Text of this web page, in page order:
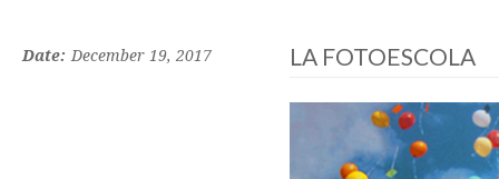
Date: December 19, 2017 LA FOTOESCOLA